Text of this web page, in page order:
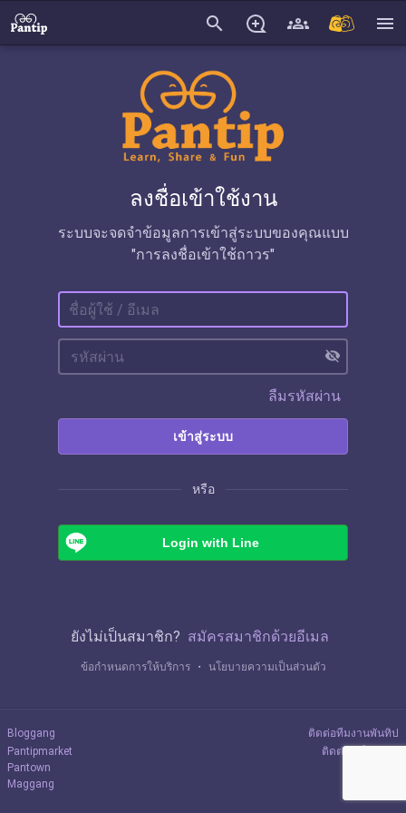
search menu
ลงชื่อเข้าใช้งาน
ระบบจะจดจำข้อมูลการเข้าสู่ระบบของคุณแบบ
"การลงชื่อเข้าใช้ถาวร"
visibility_off
ลืมรหัสผ่าน
เข้าสู่ระบบ
หรือ
Login with Line
ยังไม่เป็นสมาชิก? สมัครสมาชิกด้วยอีเมล
ข้อกำหนดการให้บริการ ・ นโยบายความเป็นส่วนตัว
Bloggang
Pantipmarket
Pantown
Maggang
ติดต่อทีมงานพันทิป
ติดต่อลงโฆษณา